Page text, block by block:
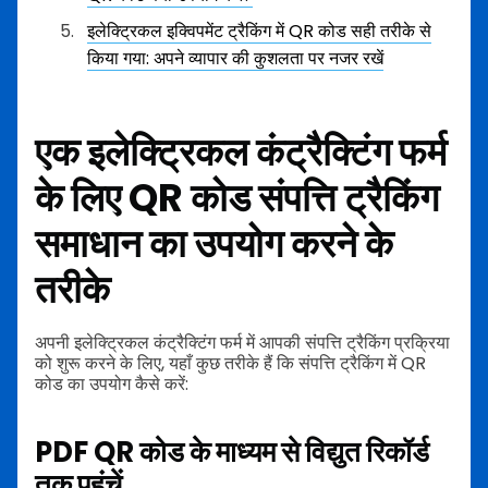
इलेक्ट्रिकल इक्विपमेंट ट्रैकिंग में QR कोड सही तरीके से
किया गया: अपने व्यापार की कुशलता पर नजर रखें
एक इलेक्ट्रिकल कंट्रैक्टिंग फर्म
के लिए QR कोड संपत्ति ट्रैकिंग
समाधान का उपयोग करने के
तरीके
अपनी इलेक्ट्रिकल कंट्रैक्टिंग फर्म में आपकी संपत्ति ट्रैकिंग प्रक्रिया
को शुरू करने के लिए, यहाँ कुछ तरीके हैं कि संपत्ति ट्रैकिंग में QR
कोड का उपयोग कैसे करें:
PDF QR कोड के माध्यम से विद्युत रिकॉर्ड